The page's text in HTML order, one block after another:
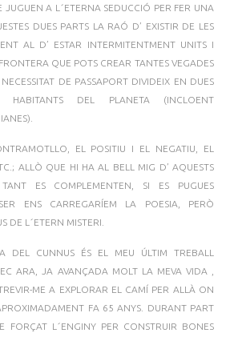
JUGUEN A L´ETERNA SEDUCCIÓ PER FER UNA
DUES PARTS LA RAÓ D’ EXISTIR DE LES
AL D’ ESTAR INTERMITENTMENT UNITS I
QUE POTS CREAR TANTES VEGADES
DE PASSAPORT DIVIDEIX EN DUES
HABITANTS DEL PLANETA (INCLOENT
EL POSITIU I EL NEGATIU, EL
ALLÒ QUE HI HA AL BELL MIG D’ AQUESTS
ES COMPLEMENTEN, SI ES PUGUES
ENS CARREGARÍEM LA POESIA, PERÒ
DE L´ETERN MISTERI.
DEL CUNNUS ÉS EL MEU ÚLTIM TREBALL
ARA, JA AVANÇADA MOLT LA MEVA VIDA ,
ME A EXPLORAR EL CAMÍ PER ALLÀ ON
FA 65 ANYS. DURANT PART
FORÇAT L´ENGINY PER CONSTRUIR BONES